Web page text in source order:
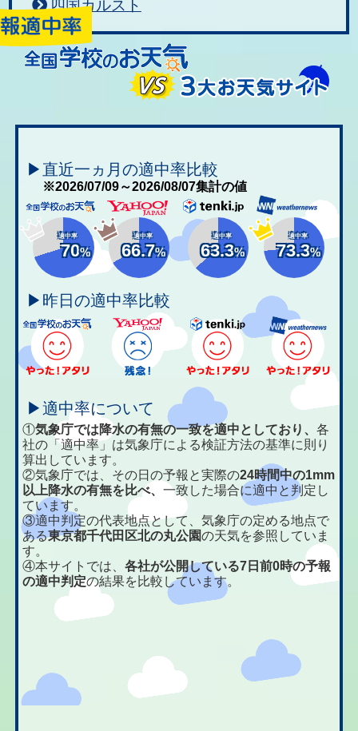
四国カルスト
▶直近一ヵ月の適中率比較
※2026/07/09～2026/08/07集計の値
適中率
70%
適中率
66.7%
適中率
63.3%
適中率
73.3%
▶昨日の適中率比較
▶適中率について
①気象庁では降水の有無の一致を適中としており、各
社の「適中率」は気象庁による検証方法の基準に則り
算出しています。
②気象庁では、その日の予報と実際の24時間中の1mm
以上降水の有無を比べ、一致した場合に適中と判定し
ています。
③適中判定の代表地点として、気象庁の定める地点で
ある東京都千代田区北の丸公園の天気を参照していま
す。
④本サイトでは、各社が公開している7日前0時の予報
の適中判定の結果を比較しています。